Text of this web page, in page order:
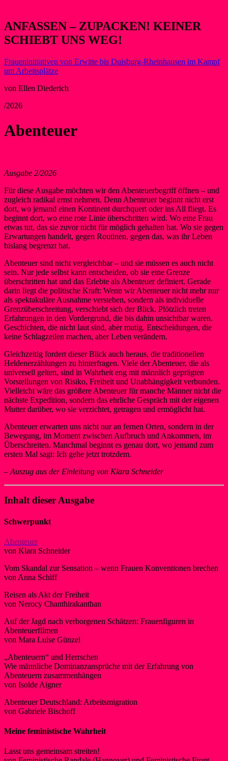
ANFASSEN – ZUPACKEN! KEINER
SCHIEBT UNS WEG!
Fraueninitiativen von Erwitte bis Duisburg-Rheinhausen im Kampf
um Arbeitsplätze
von Ellen Diederich
/2026
Abenteuer
Ausgabe 2/2026
Für diese Ausgabe möchten wir den Abenteuerbegriff öffnen – und
zugleich radikal ernst nehmen. Denn Abenteuer beginnt nicht erst
dort, wo jemand einen Kontinent durchquert oder ins All fliegt. Es
beginnt dort, wo eine rote Linie überschritten wird. Wo eine Frau
etwas tut, das sie zuvor nicht für möglich gehalten hat. Wo sie gegen
Erwartungen handelt, gegen Routinen, gegen das, was ihr Leben
bislang begrenzt hat.
Abenteuer sind nicht vergleichbar – und sie müssen es auch nicht
sein. Nur jede selbst kann entscheiden, ob sie eine Grenze
überschritten hat und das Erlebte als Abenteuer definiert. Gerade
darin liegt die politische Kraft: Wenn wir Abenteuer nicht mehr nur
als spektakuläre Ausnahme verstehen, sondern als individuelle
Grenzüberschreitung, verschiebt sich der Blick. Plötzlich treten
Erfahrungen in den Vordergrund, die bis dahin unsichtbar waren.
Geschichten, die nicht laut sind, aber mutig. Entscheidungen, die
keine Schlagzeilen machen, aber Leben verändern.
Gleichzeitig fordert dieser Blick auch heraus, die traditionellen
Heldenerzählungen zu hinterfragen. Viele der Abenteuer, die als
universell gelten, sind in Wahrheit eng mit männlich geprägten
Vorstellungen von Risiko, Freiheit und Unabhängigkeit verbunden.
Vielleicht wäre das größere Abenteuer für manche Männer nicht die
nächste Expedition, sondern das ehrliche Gespräch mit der eigenen
Mutter darüber, wo sie verzichtet, getragen und ermöglicht hat.
Abenteuer erwarten uns nicht nur an fernen Orten, sondern in der
Bewegung, im Moment zwischen Aufbruch und Ankommen, im
Überschreiten. Manchmal beginnt es genau dort, wo jemand zum
ersten Mal sagt: Ich gehe jetzt trotzdem.
– Auszug aus der Einleitung von Klara Schneider
Inhalt dieser Ausgabe
Schwerpunkt
Abenteuer
von Klara Schneider
Vom Skandal zur Sensation – wenn Frauen Konventionen brechen
von Anna Schiff
Reisen als Akt der Freiheit
von Nerocy Chanthirakanthan
Auf der Jagd nach verborgenen Schätzen: Frauenfiguren in
Abenteuerfilmen
von Mara Luise Günzel
„Abenteuern“ und Herrschen
Wie männliche Dominanzansprüche mit der Erfahrung von
Abenteuern zusammenhängen
von Isolde Aigner
Abenteuer Deutschland: Arbeitsmigration
von Gabriele Bischoff
Meine feministische Wahrheit
Lasst uns gemeinsam streiten!